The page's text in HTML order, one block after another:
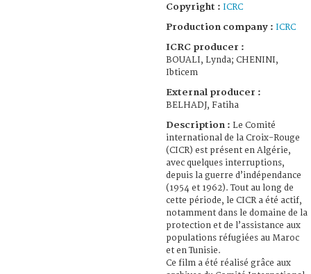
Copyright : ICRC
Production company : ICRC
ICRC producer :
BOUALI, Lynda; CHENINI,
Ibticem
External producer :
BELHADJ, Fatiha
Description : Le Comité
international de la Croix-Rouge
(CICR) est présent en Algérie,
avec quelques interruptions,
depuis la guerre d’indépendance
(1954 et 1962). Tout au long de
cette période, le CICR a été actif,
notamment dans le domaine de la
protection et de l’assistance aux
populations réfugiées au Maroc
et en Tunisie.
Ce film a été réalisé grâce aux